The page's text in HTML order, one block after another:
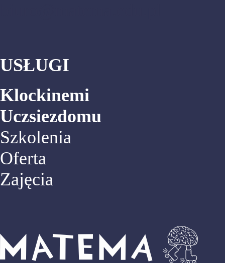
USŁUGI
Klockinemi
Uczsiezdomu
Szkolenia
Oferta
Zajęcia